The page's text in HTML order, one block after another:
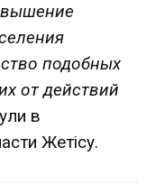
подобных
от действий
в
Жетісу.